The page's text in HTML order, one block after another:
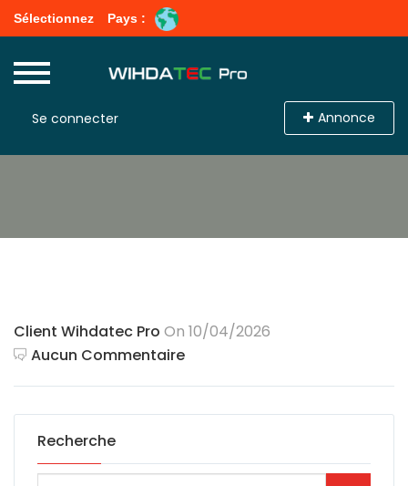
Sélectionnez Pays :
Se connecter Annonce
Client Wihdatec Pro On 10/04/2026
Aucun Commentaire
Recherche